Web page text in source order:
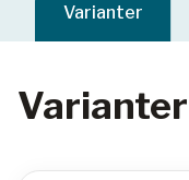
Varianter
Varianter